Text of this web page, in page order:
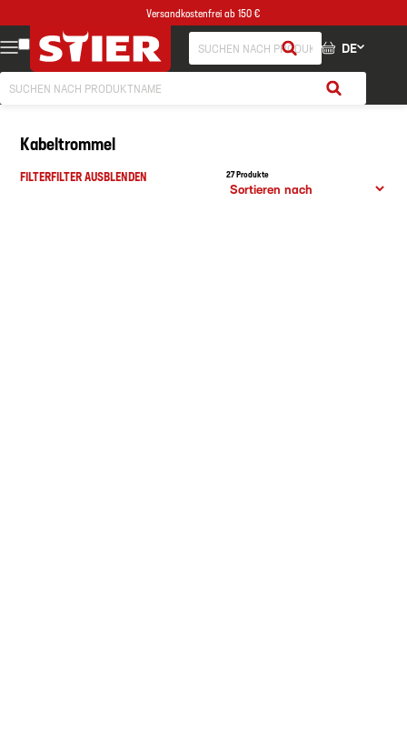
Versandkostenfrei ab 150 €
DE
FILTERFILTER AUSBLENDEN
Kabeltrommel
27 Produkte